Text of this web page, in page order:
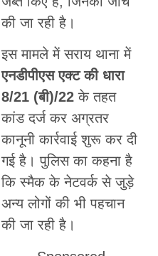
की जा रही है।
इस मामले में सराय थाना में
एनडीपीएस एक्ट की धारा
8/21 (बी)/22के तहत
कांड दर्ज कर अग्रतर
कानूनी कार्रवाई शुरू कर दी
गई है। पुलिस का कहना है
कि स्मैक के नेटवर्क से जुड़े
अन्य लोगों की भी पहचान
की जा रही है।